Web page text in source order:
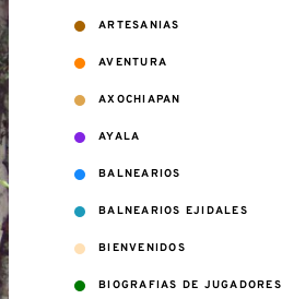
ARTESANIAS
AVENTURA
AXOCHIAPAN
AYALA
BALNEARIOS
BALNEARIOS EJIDALES
BIENVENIDOS
BIOGRAFIAS DE JUGADORES